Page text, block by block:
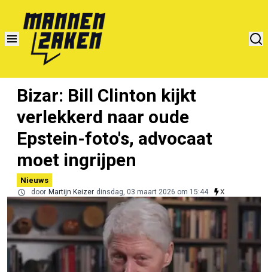
Bizar: Bill Clinton kijkt
verlekkerd naar oude
Epstein-foto's, advocaat
moet ingrijpen
Nieuws
door Martijn Keizer dinsdag, 03 maart 2026 om 15:44 X